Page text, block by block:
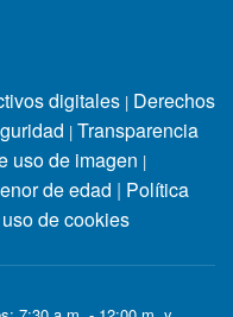
digitales | Derechos
| Transparencia
uso de imagen |
de edad | Política
de cookies